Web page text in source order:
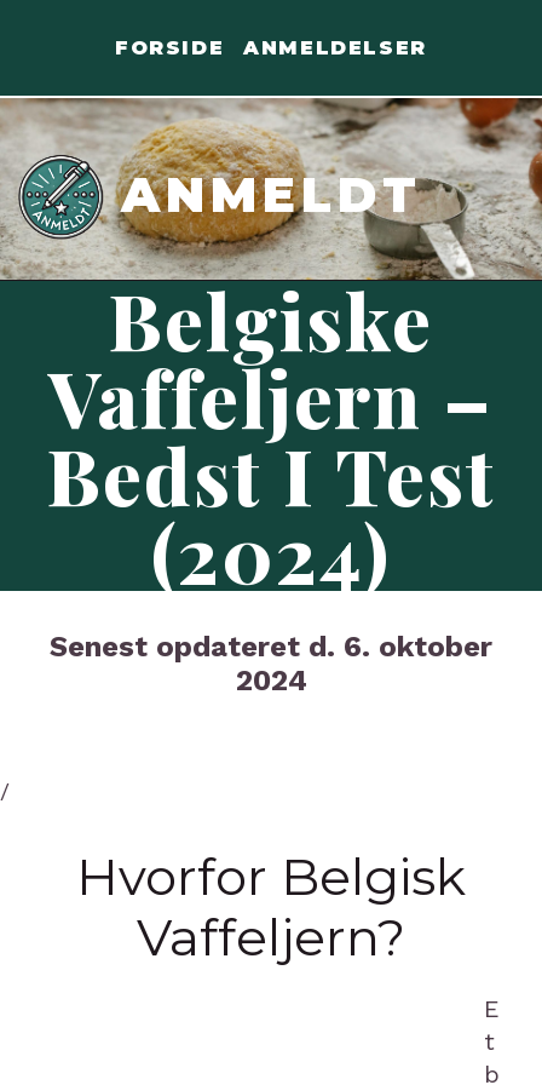
FORSIDE ANMELDELSER
ANMELDT
Belgiske
Vaffeljern –
Bedst I Test
(2024)
Senest opdateret d. 6. oktober
2024
/
Hvorfor Belgisk
Vaffeljern?
E
t
b